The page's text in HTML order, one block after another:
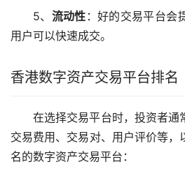
5、 流动性 ：好的交易平台会
用户可以快速成交。
香港数字资产交易平台排名
在选择交易平台时，投资者通
交易费用、交易对、用户评价等，
名的数字资产交易平台：